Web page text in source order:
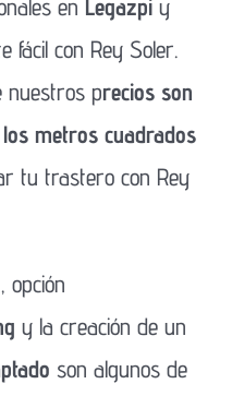
en Legazpi y
fácil con Rey Soler.
nuestros precios son
metros cuadrados
tu trastero con Rey
, opción
y la creación de un
son algunos de